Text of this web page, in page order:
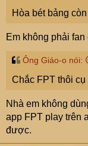
Hòa bét bảng
Em không phải
Ông Giáo-o nói:
Chắc FPT thôi cụ
Nhà em không
app FPT play trên
được.